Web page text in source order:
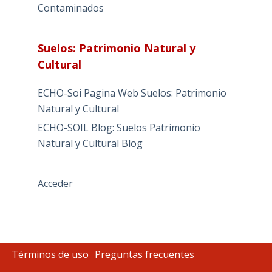
Contaminados
Suelos: Patrimonio Natural y
Cultural
ECHO-Soi Pagina Web Suelos: Patrimonio
Natural y Cultural
ECHO-SOIL Blog: Suelos Patrimonio
Natural y Cultural Blog
Acceder
Términos de uso Preguntas frecuentes